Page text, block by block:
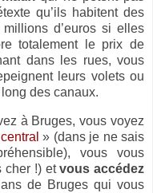
qu’ils habitent des
d’euros si elles
totalement le prix de
dans les rues, vous
leurs volets ou
des canaux.
à Bruges, vous voyez
» (dans je ne sais
vous vous
cher !) etvous accédez
de Bruges qui vous